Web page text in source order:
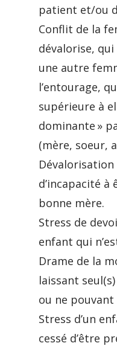
patient et/ou
Conflit de la
dévalorise,
une autre
l’entourage,
supérieure à
dominante »
(mère, soeur,
d’incapacité à
bonne mère.
Stress de
enfant qui
Drame de la
laissant
ou ne pouvant
Stress d’un
cessé d’être